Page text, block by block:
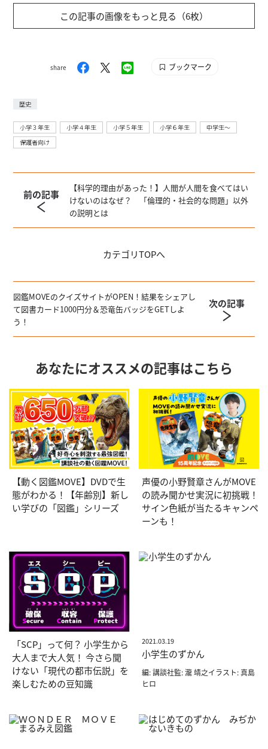
この記事の画像をもっと見る（6枚）
share ブックマーク
歴史
小学３年生 小学４年生 小学５年生 小学６年生
中学生〜
保護者向け
前の記事
【科学的理由があった！】人間が人間を食べてはい
けないのはなぜ？ 「倫理的・社会的な問題」以外
の説明とは
カテゴリTOPへ
図鑑MOVEのクイズサイトがOPEN！結果をシェアし
て図書カード1000円分＆恐竜缶バッジをGETしよ
う！
次の記事
あなたにオススメの記事はこちら
【動く図鑑MOVE】DVDで生
態がわかる！【年齢別】新し
い学びの「図鑑」シリーズ
声優の小野賢章さんがMOVE
の読み聞かせ実況に初挑戦！
サイン色紙が当たるキャンペ
ーンも！
「SCP」って何？ 小学生から
大人まで大人気！ 今さら聞
けない「現代の都市伝説」を
楽しむための豆知識
2021.03.19
小学生のずかん
編: 講談社監: 瀧 靖之イラスト: 真島
ヒロ